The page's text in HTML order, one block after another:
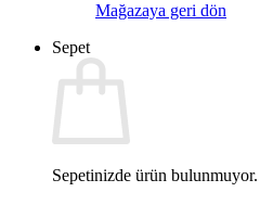
Mağazaya geri dön
Sepet
Sepetinizde ürün bulunmuyor.